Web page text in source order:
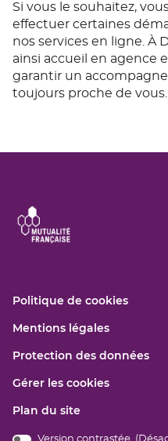
Si vous le souhaitez,
effectuer certaines
nos services en ligne. À
ainsi accueil en agence
garantir un
toujours proche de vous.
Politique de cookies(ouvre
fenêtre)
Mentions légales(ouvre
une
fenêtre)
Protection des données
Gérer les cookies
Plan du site